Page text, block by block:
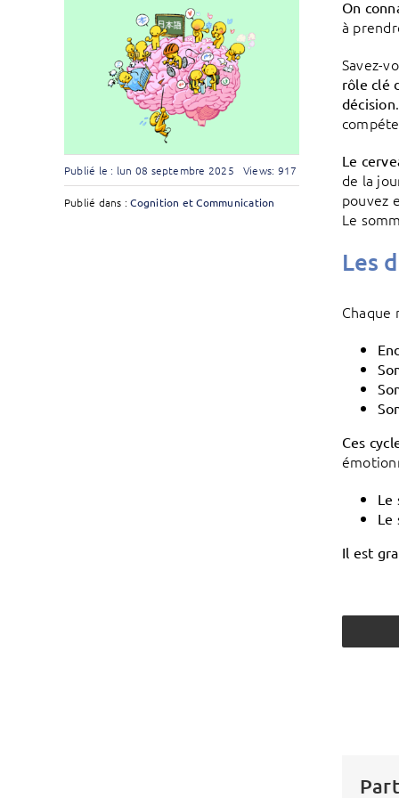
Publié le : lun 08 septembre 2025 Views: 917
Publié dans :Cognition et Communication
On
à
Savez-
rôle clé
décision
Le
de la
pouvez
Le
Les
Ces
Le
Le
Il est